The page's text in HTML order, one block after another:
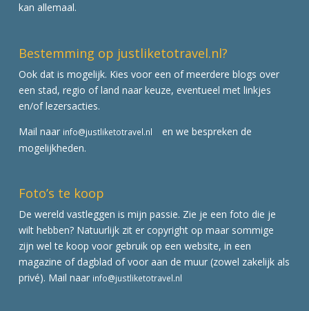
kan allemaal.
Bestemming op justliketotravel.nl?
Ook dat is mogelijk. Kies voor een of meerdere blogs over
een stad, regio of land naar keuze, eventueel met linkjes
en/of lezersacties.
Mail naar info@justliketotravel.nl
en we bespreken de
mogelijkheden.
Foto’s te koop
De wereld vastleggen is mijn passie. Zie je een foto die je
wilt hebben? Natuurlijk zit er copyright op maar sommige
zijn wel te koop voor gebruik op een website, in een
magazine of dagblad of voor aan de muur (zowel zakelijk als
privé). Mail naar info@justliketotravel.nl